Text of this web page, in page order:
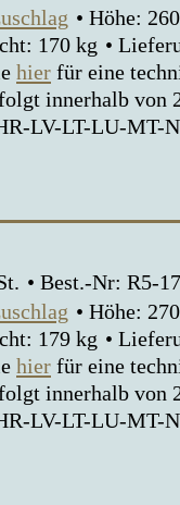
Höhe:
170 kg
hier für eine
innerhalb von
LV-LT-LU-MT-
Best.-Nr: R5-
Höhe:
179 kg
hier für eine
innerhalb von
LV-LT-LU-MT-